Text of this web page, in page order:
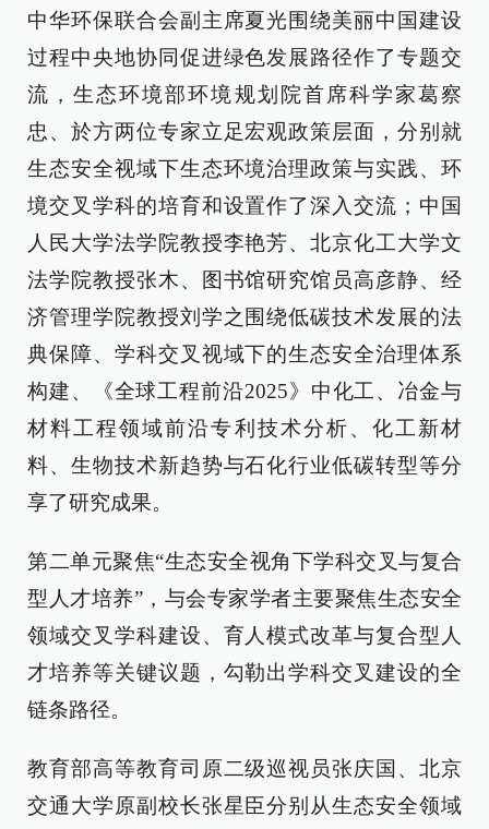
中华环保联合会副主席夏光围绕美丽中国建设
过程中央地协同促进绿色发展路径作了专题交
流，生态环境部环境规划院首席科学家葛察
忠、於方两位专家立足宏观政策层面，分别就
生态安全视域下生态环境治理政策与实践、环
境交叉学科的培育和设置作了深入交流；中国
人民大学法学院教授李艳芳、北京化工大学文
法学院教授张木、图书馆研究馆员高彦静、经
济管理学院教授刘学之围绕低碳技术发展的法
典保障、学科交叉视域下的生态安全治理体系
构建、《全球工程前沿2025》中化工、冶金与
材料工程领域前沿专利技术分析、化工新材
料、生物技术新趋势与石化行业低碳转型等分
享了研究成果。
第二单元聚焦“生态安全视角下学科交叉与复合
型人才培养”，与会专家学者主要聚焦生态安全
领域交叉学科建设、育人模式改革与复合型人
才培养等关键议题，勾勒出学科交叉建设的全
链条路径。
教育部高等教育司原二级巡视员张庆国、北京
交通大学原副校长张星臣分别从生态安全领域